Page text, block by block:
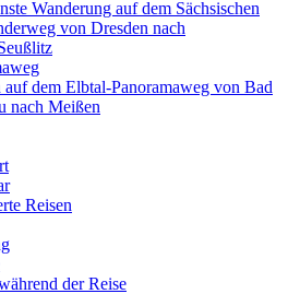
Wanderung auf dem Sächsischen
von Dresden nach
auf dem Elbtal-Panoramaweg von Bad
nach Meißen
Reisen
der Reise